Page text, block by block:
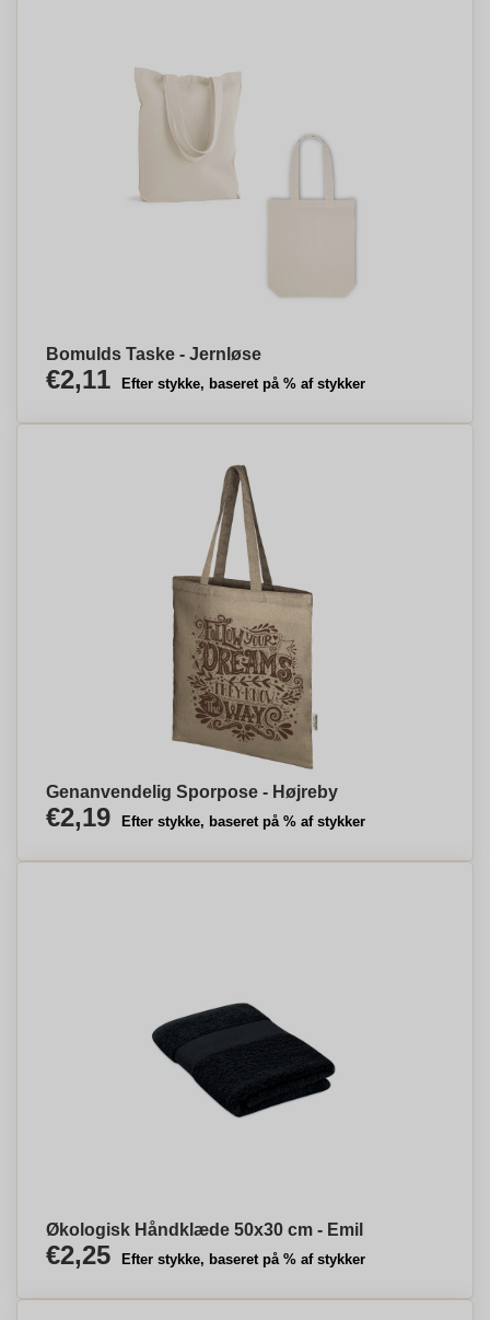
Bomulds Taske - Jernløse
€2,11 Efter stykke, baseret på % af stykker
Genanvendelig Sporpose - Højreby
€2,19 Efter stykke, baseret på % af stykker
Økologisk Håndklæde 50x30 cm - Emil
€2,25 Efter stykke, baseret på % af stykker